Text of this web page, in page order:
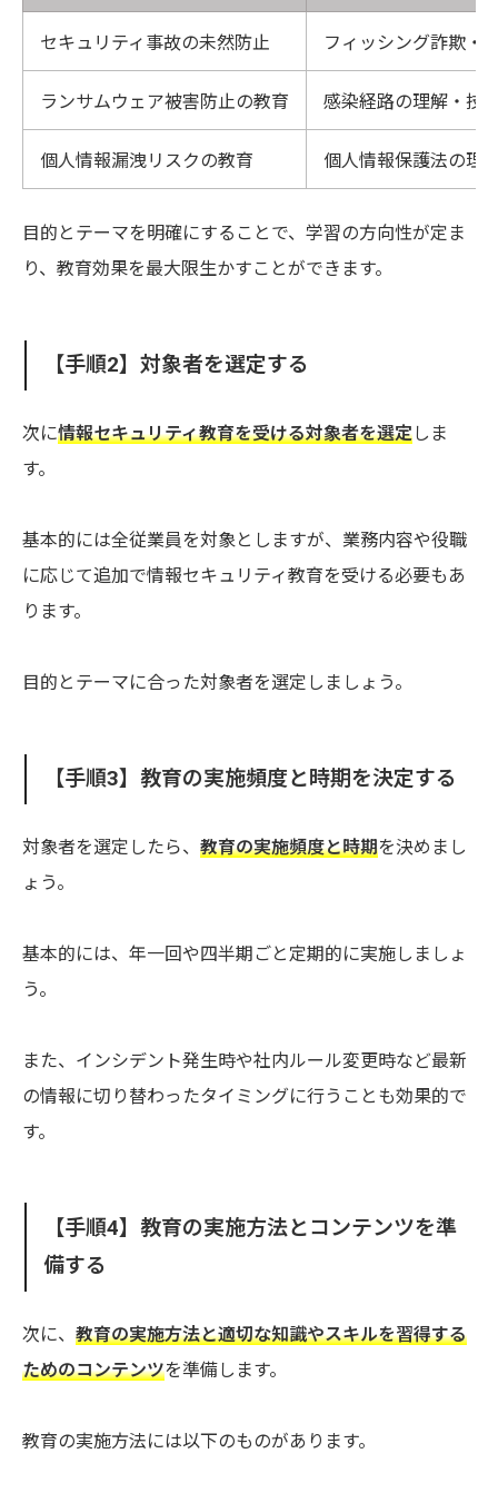
セキュリティ事故の未然防止 フィッシング詐欺・
ランサムウェア被害防止の教育 感染経路の理解・技
個人情報漏洩リスクの教育 個人情報保護法の理
目的とテーマを明確にすることで、学習の方向性が定ま
り、教育効果を最大限生かすことができます。
【手順2】対象者を選定する
次に情報セキュリティ教育を受ける対象者を選定しま
す。
基本的には全従業員を対象としますが、業務内容や役職
に応じて追加で情報セキュリティ教育を受ける必要もあ
ります。
目的とテーマに合った対象者を選定しましょう。
【手順3】教育の実施頻度と時期を決定する
対象者を選定したら、 教育の実施頻度と時期を決めまし
ょう。
基本的には、年一回や四半期ごと定期的に実施しましょ
う。
また、インシデント発生時や社内ルール変更時など最新
の情報に切り替わったタイミングに行うことも効果的で
す。
【手順4】教育の実施方法とコンテンツを準
備する
次に、 教育の実施方法と適切な知識やスキルを習得する
ためのコンテンツを準備します。
教育の実施方法には以下のものがあります。